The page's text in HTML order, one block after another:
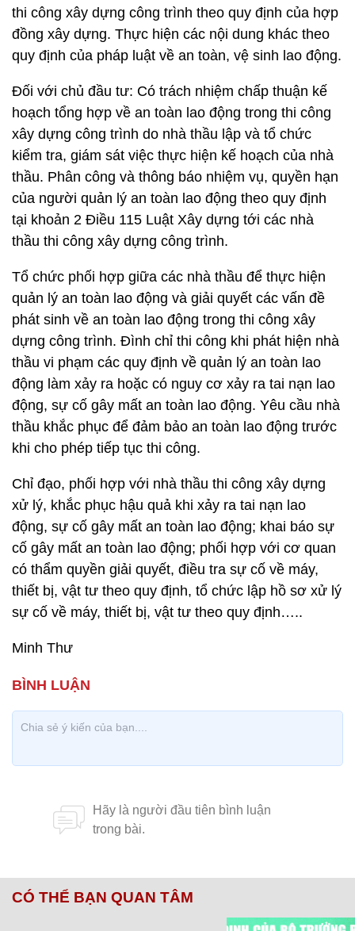
thi công xây dựng công trình theo quy định của hợp
đồng xây dựng. Thực hiện các nội dung khác theo
quy định của pháp luật về an toàn, vệ sinh lao động.
Đối với chủ đầu tư: Có trách nhiệm chấp thuận kế
hoạch tổng hợp về an toàn lao động trong thi công
xây dựng công trình do nhà thầu lập và tổ chức
kiểm tra, giám sát việc thực hiện kế hoạch của nhà
thầu. Phân công và thông báo nhiệm vụ, quyền hạn
của người quản lý an toàn lao động theo quy định
tại khoản 2 Điều 115 Luật Xây dựng tới các nhà
thầu thi công xây dựng công trình.
Tổ chức phối hợp giữa các nhà thầu để thực hiện
quản lý an toàn lao động và giải quyết các vấn đề
phát sinh về an toàn lao động trong thi công xây
dựng công trình. Đình chỉ thi công khi phát hiện nhà
thầu vi phạm các quy định về quản lý an toàn lao
động làm xảy ra hoặc có nguy cơ xảy ra tai nạn lao
động, sự cố gây mất an toàn lao động. Yêu cầu nhà
thầu khắc phục để đảm bảo an toàn lao động trước
khi cho phép tiếp tục thi công.
Chỉ đạo, phối hợp với nhà thầu thi công xây dựng
xử lý, khắc phục hậu quả khi xảy ra tai nạn lao
động, sự cố gây mất an toàn lao động; khai báo sự
cố gây mất an toàn lao động; phối hợp với cơ quan
có thẩm quyền giải quyết, điều tra sự cố về máy,
thiết bị, vật tư theo quy định, tổ chức lập hồ sơ xử lý
sự cố về máy, thiết bị, vật tư theo quy định…..
Minh Thư
CÓ THỂ BẠN QUAN TÂM